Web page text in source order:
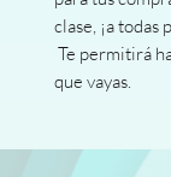
clase, ¡a todas
que vayas.
• Gramaje